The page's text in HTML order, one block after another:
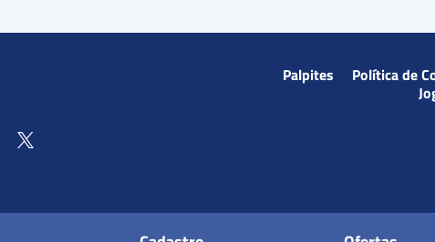
Palpites Política de